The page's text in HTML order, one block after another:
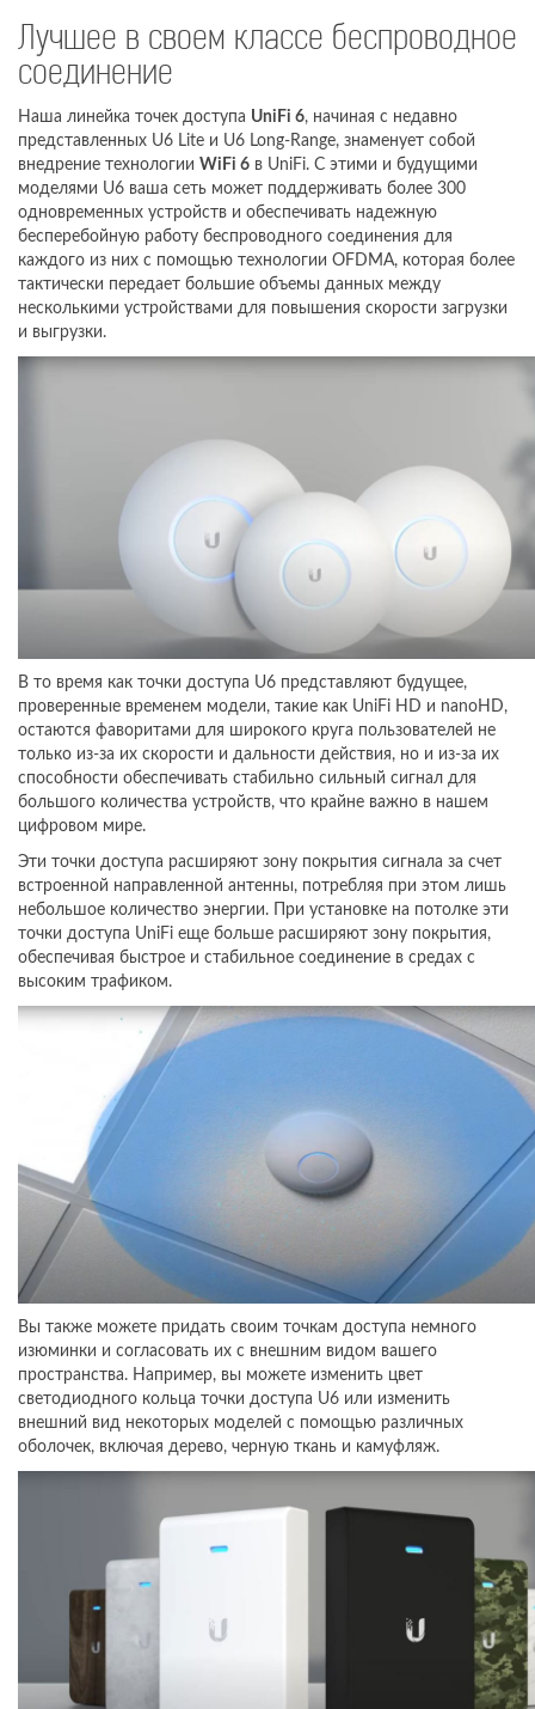
Лучшее в своем классе беспроводное
соединение
Наша линейка точек доступа UniFi 6, начиная с недавно
представленных U6 Lite и U6 Long-Range, знаменует собой
внедрение технологии WiFi 6 в UniFi. С этими и будущими
моделями U6 ваша сеть может поддерживать более 300
одновременных устройств и обеспечивать надежную
бесперебойную работу беспроводного соединения для
каждого из них с помощью технологии OFDMA, которая более
тактически передает большие объемы данных между
несколькими устройствами для повышения скорости загрузки
и выгрузки.
В то время как точки доступа U6 представляют будущее,
проверенные временем модели, такие как UniFi HD и nanoHD,
остаются фаворитами для широкого круга пользователей не
только из-за их скорости и дальности действия, но и из-за их
способности обеспечивать стабильно сильный сигнал для
большого количества устройств, что крайне важно в нашем
цифровом мире.
Эти точки доступа расширяют зону покрытия сигнала за счет
встроенной направленной антенны, потребляя при этом лишь
небольшое количество энергии. При установке на потолке эти
точки доступа UniFi еще больше расширяют зону покрытия,
обеспечивая быстрое и стабильное соединение в средах с
высоким трафиком.
Вы также можете придать своим точкам доступа немного
изюминки и согласовать их с внешним видом вашего
пространства. Например, вы можете изменить цвет
светодиодного кольца точки доступа U6 или изменить
внешний вид некоторых моделей с помощью различных
оболочек, включая дерево, черную ткань и камуфляж.